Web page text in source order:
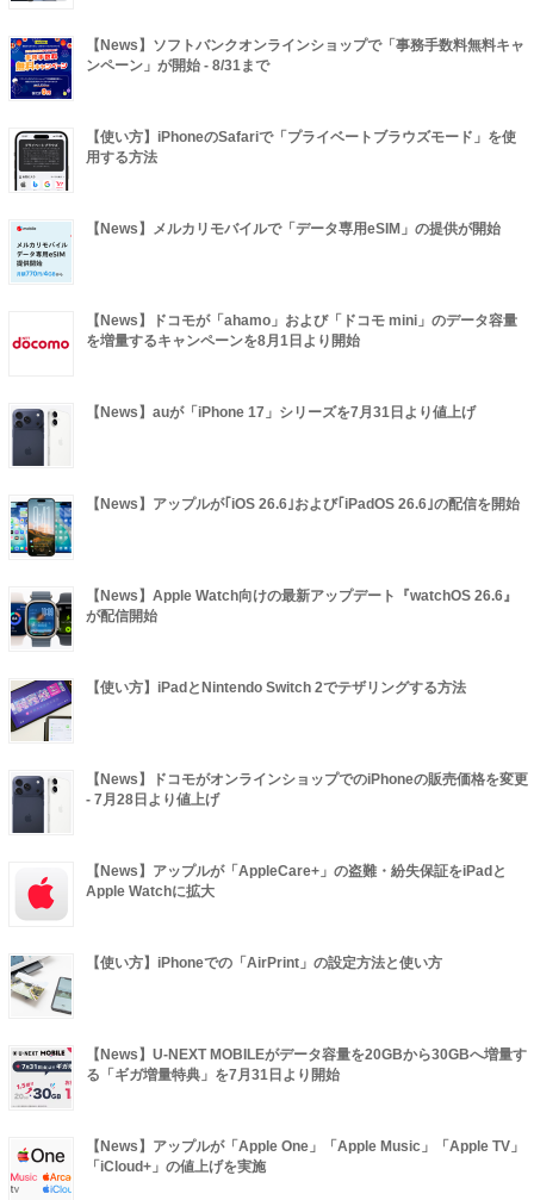
【News】ソフトバンクオンラインショップで「事務手数料無料キャ
ンペーン」が開始 - 8/31まで
【使い方】iPhoneのSafariで「プライベートブラウズモード」を使
用する方法
【News】メルカリモバイルで「データ専用eSIM」の提供が開始
【News】ドコモが「ahamo」および「ドコモ mini」のデータ容量
を増量するキャンペーンを8月1日より開始
【News】auが「iPhone 17」シリーズを7月31日より値上げ
【News】アップルが｢iOS 26.6｣および｢iPadOS 26.6｣の配信を開始
【News】Apple Watch向けの最新アップデート『watchOS 26.6』
が配信開始
【使い方】iPadとNintendo Switch 2でテザリングする方法
【News】ドコモがオンラインショップでのiPhoneの販売価格を変更
- 7月28日より値上げ
【News】アップルが「AppleCare+」の盗難・紛失保証をiPadと
Apple Watchに拡大
【使い方】iPhoneでの「AirPrint」の設定方法と使い方
【News】U-NEXT MOBILEがデータ容量を20GBから30GBへ増量す
る「ギガ増量特典」を7月31日より開始
【News】アップルが「Apple One」「Apple Music」「Apple TV」
「iCloud+」の値上げを実施